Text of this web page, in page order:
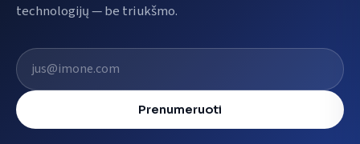
technologijų — be triukšmo.
El. pašto adresas
Prenumeruoti